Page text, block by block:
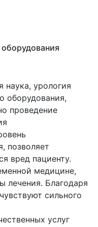
наука, урология
оборудования,
проведение
позволяет
вред пациенту.
медицине,
лечения. Благодаря
сильного
услуг